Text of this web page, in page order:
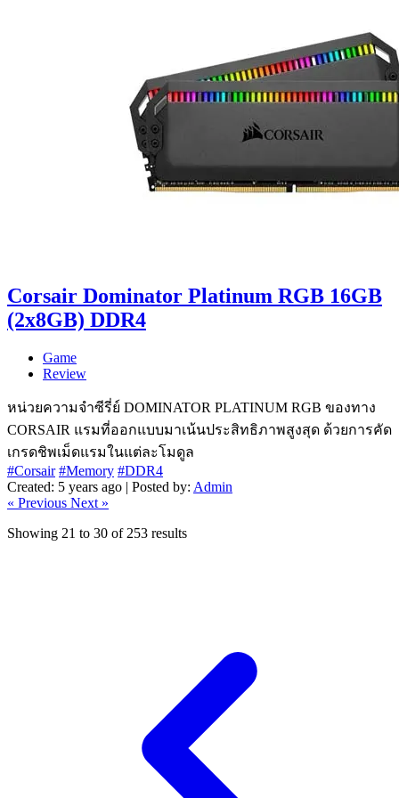
Corsair Dominator Platinum RGB 16GB
(2x8GB) DDR4
Game
Review
หน่วยความจำซีรี่ย์ DOMINATOR PLATINUM RGB ของทาง
CORSAIR แรมที่ออกแบบมาเน้นประสิทธิภาพสูงสุด ด้วยการคัด
เกรดชิพเม็ดแรมในแต่ละโมดูล
#Corsair #Memory #DDR4
Created: 5 years ago | Posted by: Admin
« Previous Next »
Showing 21 to 30 of 253 results